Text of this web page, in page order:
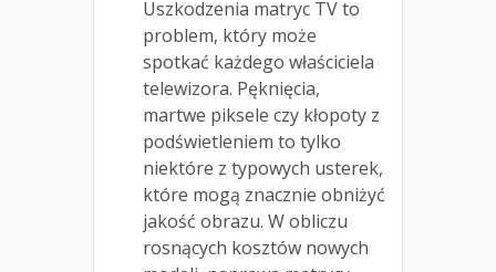
Uszkodzenia matryc TV to
problem, który może
spotkać każdego właściciela
telewizora. Pęknięcia,
martwe piksele czy kłopoty z
podświetleniem to tylko
niektóre z typowych usterek,
które mogą znacznie obniżyć
jakość obrazu. W obliczu
rosnących kosztów nowych